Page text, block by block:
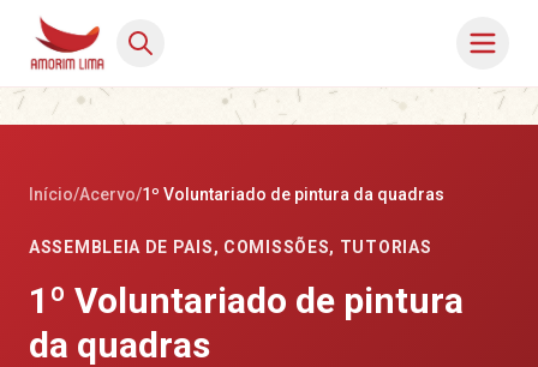
Início/Acervo/1º Voluntariado de pintura da quadras
ASSEMBLEIA DE PAIS, COMISSÕES, TUTORIAS
1º Voluntariado de pintura
da quadras